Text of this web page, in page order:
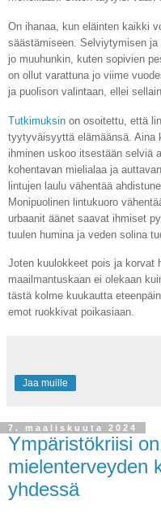
On ihanaa, kun eläinten kaikki
säästämiseen. Selviytymisen
jo muuhunkin, kuten sopivien
on ollut varattuna jo viime
ja puolison valintaan, ellei
Tutkimuksin on osoitettu, että
tyytyväisyyttä elämäänsä. Aina
ihminen uskoo itsestään selviä
kohentavan mielialaa ja
lintujen laulu vähentää
Monipuolinen lintukuoro
urbaanit äänet saavat ihmiset
tuulen humina ja veden solina
Joten kuulokkeet pois ja korvat
maailmantuskaan ei olekaan
tästä kolme kuukautta
emot ruokkivat poikasiaan.
Jaa muille
7. maaliskuuta 2024
Ympäristökriisi
mielenterveyden
yhdessä